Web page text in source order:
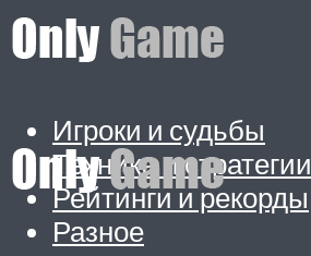
Игроки и судьбы
Техника и стратегии
Рейтинги и рекорды
Разное